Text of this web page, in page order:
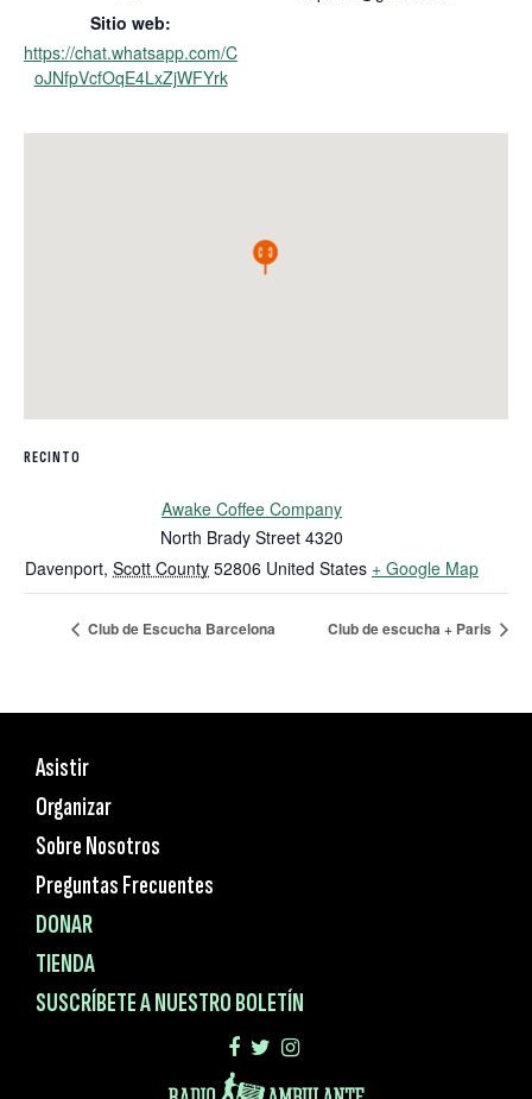
Sitio web:
https://chat.whatsapp.com/C
oJNfpVcfOqE4LxZjWFYrk
RECINTO
Awake Coffee Company
North Brady Street 4320
Davenport, Scott County 52806 United States + Google Map
Club de Escucha Barcelona Club de escucha + Paris
Asistir
Organizar
Sobre Nosotros
Preguntas Frecuentes
DONAR
TIENDA
SUSCRÍBETE A NUESTRO BOLETÍN